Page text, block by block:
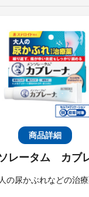
商品詳細
レータム カブ
の尿かぶれなどの治